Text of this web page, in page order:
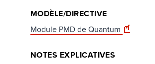
MODÈLE/DIRECTIVE
Module PMD de Quantum
NOTES EXPLICATIVES